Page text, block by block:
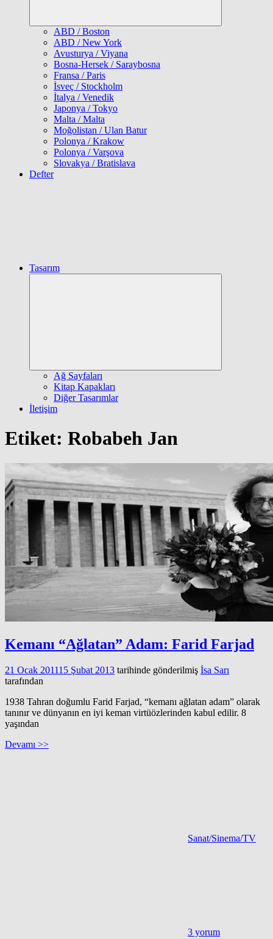
ABD / Boston
ABD / New York
Avusturya / Viyana
Bosna-Hersek / Saraybosna
Fransa / Paris
İsveç / Stockholm
İtalya / Venedik
Japonya / Tokyo
Malta / Malta
Moğolistan / Ulan Batur
Polonya / Krakow
Polonya / Varşova
Slovakya / Bratislava
Defter
Tasarım
Ağ Sayfaları
Kitap Kapakları
Diğer Tasarımlar
İletişim
Etiket: Robabeh Jan
Kemanı “Ağlatan” Adam: Farid Farjad
21 Ocak 201115 Şubat 2013 tarihinde gönderilmiş İsa Sarı
tarafından
1938 Tahran doğumlu Farid Farjad, “kemanı ağlatan adam” olarak
tanınır ve dünyanın en iyi keman virtüözlerinden kabul edilir. 8
yaşından
Devamı >>
Sanat/Sinema/TV
3 yorum